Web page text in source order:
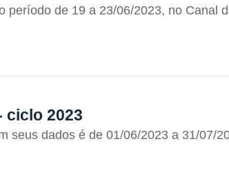
período de 19 a 23/06/2023, no Canal
ciclo 2023
seus dados é de 01/06/2023 a 31/07/